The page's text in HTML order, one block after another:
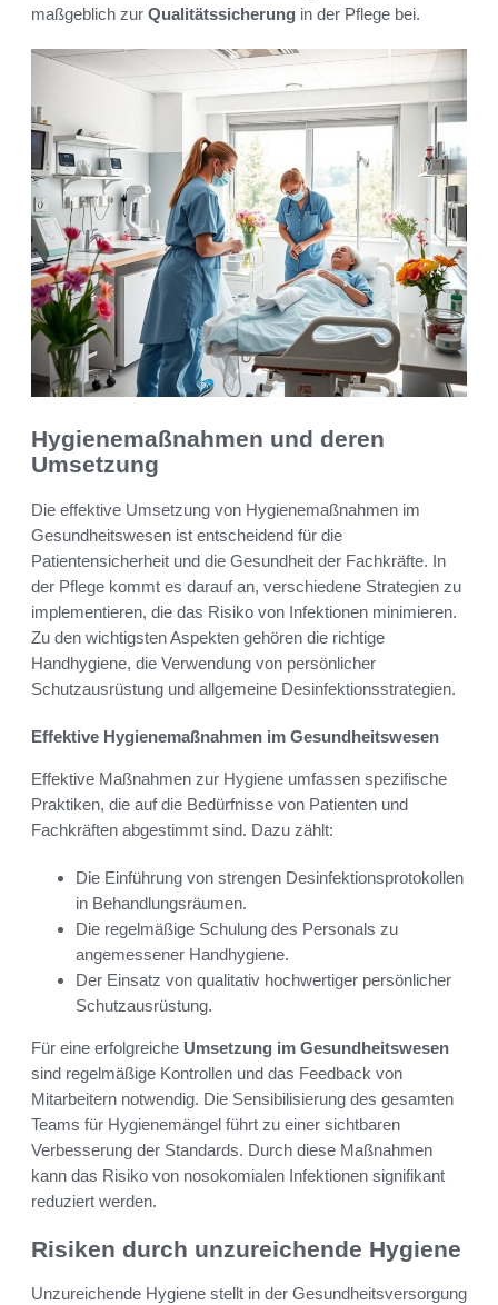
maßgeblich zur Qualitätssicherung in der Pflege bei.
Hygienemaßnahmen und deren
Umsetzung
Die effektive Umsetzung von Hygienemaßnahmen im
Gesundheitswesen ist entscheidend für die
Patientensicherheit und die Gesundheit der Fachkräfte. In
der Pflege kommt es darauf an, verschiedene Strategien zu
implementieren, die das Risiko von Infektionen minimieren.
Zu den wichtigsten Aspekten gehören die richtige
Handhygiene, die Verwendung von persönlicher
Schutzausrüstung und allgemeine Desinfektionsstrategien.
Effektive Hygienemaßnahmen im Gesundheitswesen
Effektive Maßnahmen zur Hygiene umfassen spezifische
Praktiken, die auf die Bedürfnisse von Patienten und
Fachkräften abgestimmt sind. Dazu zählt:
Die Einführung von strengen Desinfektionsprotokollen
in Behandlungsräumen.
Die regelmäßige Schulung des Personals zu
angemessener Handhygiene.
Der Einsatz von qualitativ hochwertiger persönlicher
Schutzausrüstung.
Für eine erfolgreiche Umsetzung im Gesundheitswesen
sind regelmäßige Kontrollen und das Feedback von
Mitarbeitern notwendig. Die Sensibilisierung des gesamten
Teams für Hygienemängel führt zu einer sichtbaren
Verbesserung der Standards. Durch diese Maßnahmen
kann das Risiko von nosokomialen Infektionen signifikant
reduziert werden.
Risiken durch unzureichende Hygiene
Unzureichende Hygiene stellt in der Gesundheitsversorgung